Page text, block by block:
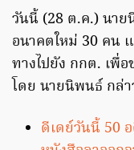
วันนี้ (28 ต.ค.) นา
อนาคตใหม่ 30 คน
ทางไปยัง กกต. เพื่
โดย นายนิพนธ์ กล่า
ดีเดย์วันนี้ 50